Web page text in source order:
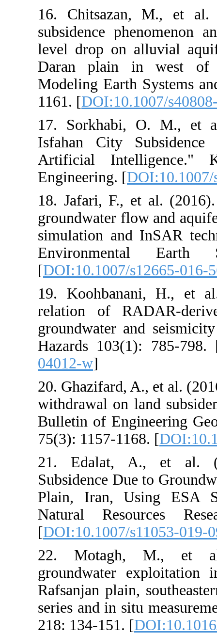
16.
subsidence
level drop on
Daran plain
Modeling
1161. [
17.
Isfahan City
Artificial
Engineering. [
18. Jafari, F.,
groundwater
simulation
[DOI:10.1007/
19.
relation of
groundwater
Hazards
20. Ghazifard,
withdrawal on
Bulletin of
75(3): 1157-
21. Edalat,
Subsidence
Plain, Iran,
Natural
[DOI:10.1007/
22.
groundwater
Rafsanjan
series and in
218: 134-151. [